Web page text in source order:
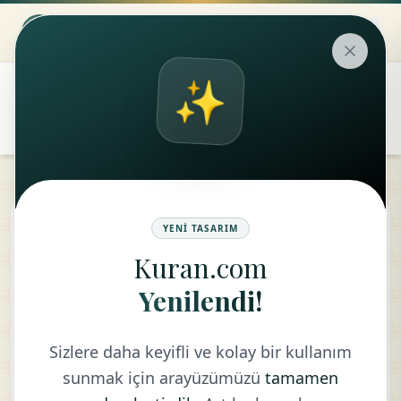
Ali İmran Suresi
KELIME MEALI
1
✨
YENI TASARIM
Kuran.com
Yenilendi!
Sizlere daha keyifli ve kolay bir kullanım
sunmak için arayüzümüzü tamamen